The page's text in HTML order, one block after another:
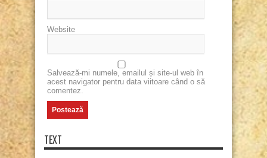
Website
Salvează-mi numele, emailul și site-ul web în
acest navigator pentru data viitoare când o să
comentez.
TEXT